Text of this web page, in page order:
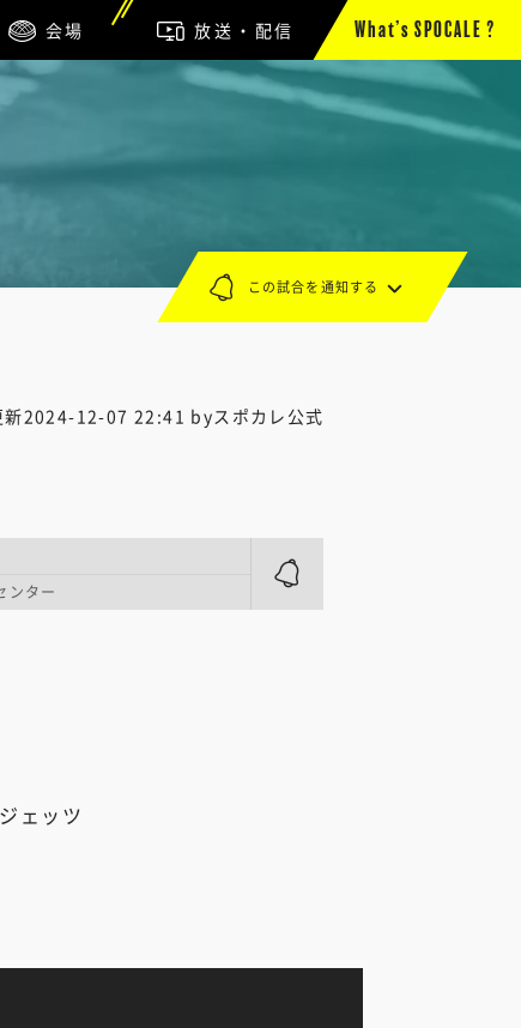
会場 放送・配信 What’s SPOCALE ?
2024-12-07 22:41 byスポカレ公式
ンター
ェッツ
この試合を通知する